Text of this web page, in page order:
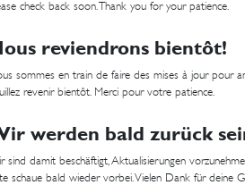
check back soon. Thank you for your patience.
reviendrons bientôt!
sommes en train de faire des mises à jour pour
revenir bientôt. Merci pour votre patience.
werden bald zurück
sind damit beschäftigt, Aktualisierungen
schaue bald wieder vorbei. Vielen Dank für deine